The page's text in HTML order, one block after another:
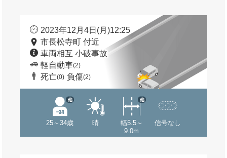
2023年12月4日(月)12:25
市長松寺町 付近
車両相互 小破事故
軽自動車(2)
死亡(0) 負傷(2)
25～34歳
他
晴
幅5.5～
9.0m
他
信号なし